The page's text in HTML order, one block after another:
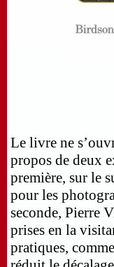
La
Le livre ne
propos de deux
première, sur le
pour les
seconde, Pierre
prises en la
pratiques,